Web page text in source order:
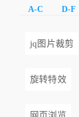
A-C D-F
jq图片裁剪
旋转特效